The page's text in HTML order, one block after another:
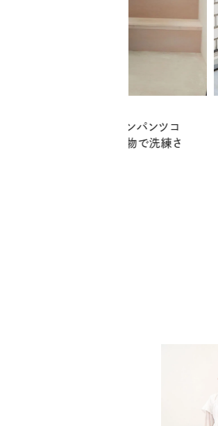
ナチュラルな大人のリネンパンツコ
ーデは、スパイシーな小物で洗練さ